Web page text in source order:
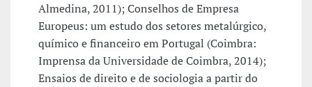
Almedina, 2011); Conselhos de Empresa
Europeus: um estudo dos setores metalúrgico,
químico e financeiro em Portugal (Coimbra:
Imprensa da Universidade de Coimbra, 2014);
Ensaios de direito e de sociologia a partir do